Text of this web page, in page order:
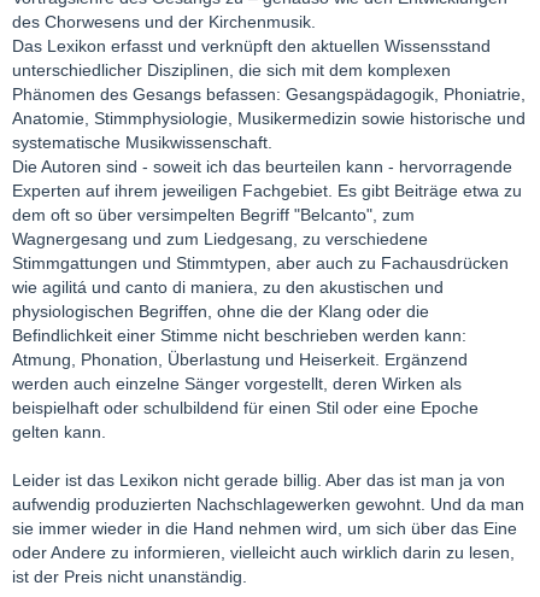
des Chorwesens und der Kirchenmusik.
Das Lexikon erfasst und verknüpft den aktuellen Wissensstand
unterschiedlicher Disziplinen, die sich mit dem komplexen
Phänomen des Gesangs befassen: Gesangspädagogik, Phoniatrie,
Anatomie, Stimmphysiologie, Musikermedizin sowie historische und
systematische Musikwissenschaft.
Die Autoren sind - soweit ich das beurteilen kann - hervorragende
Experten auf ihrem jeweiligen Fachgebiet. Es gibt Beiträge etwa zu
dem oft so über versimpelten Begriff "Belcanto", zum
Wagnergesang und zum Liedgesang, zu verschiedene
Stimmgattungen und Stimmtypen, aber auch zu Fachausdrücken
wie agilitá und canto di maniera, zu den akustischen und
physiologischen Begriffen, ohne die der Klang oder die
Befindlichkeit einer Stimme nicht beschrieben werden kann:
Atmung, Phonation, Überlastung und Heiserkeit. Ergänzend
werden auch einzelne Sänger vorgestellt, deren Wirken als
beispielhaft oder schulbildend für einen Stil oder eine Epoche
gelten kann.
Leider ist das Lexikon nicht gerade billig. Aber das ist man ja von
aufwendig produzierten Nachschlagewerken gewohnt. Und da man
sie immer wieder in die Hand nehmen wird, um sich über das Eine
oder Andere zu informieren, vielleicht auch wirklich darin zu lesen,
ist der Preis nicht unanständig.